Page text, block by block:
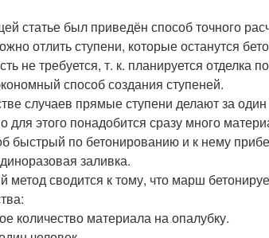
статье был приведён способ точного
отлить ступени, которые останутся
не требуется, т. к. планируется
способ создания ступеней.
случаев прямые ступени делают за
для этого понадобится сразу много
быстрый по бетонированию и к нему
заливка.
сводится к тому, что марш
количество материала на опалубку.